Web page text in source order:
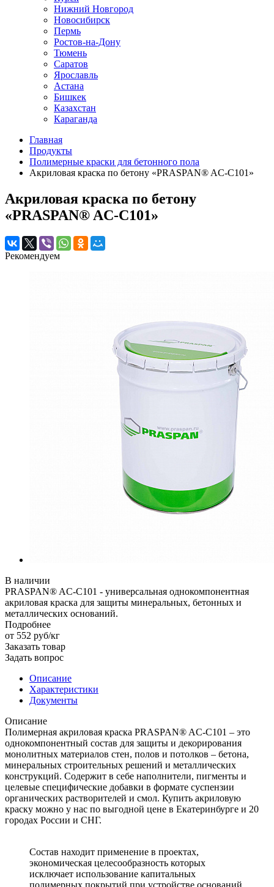
Нижний Новгород
Новосибирск
Пермь
Ростов-на-Дону
Тюмень
Саратов
Ярославль
Астана
Бишкек
Казахстан
Караганда
Главная
Продукты
Полимерные краски для бетонного пола
Акриловая краска по бетону «PRASPAN® AC-C101»
Акриловая краска по бетону
«PRASPAN® AC-C101»
Рекомендуем
В наличии
PRASPAN® AC-C101 - универсальная однокомпонентная
акриловая краска для защиты минеральных, бетонных и
металлических оснований.
Подробнее
от 552 руб/кг
Заказать товар
Задать вопрос
Описание
Характеристики
Документы
Описание
Полимерная акриловая краска PRASPAN® AC-C101 – это
однокомпонентный состав для защиты и декорирования
монолитных материалов стен, полов и потолков – бетона,
минеральных строительных решений и металлических
конструкций. Содержит в себе наполнители, пигменты и
целевые специфические добавки в формате суспензии
органических растворителей и смол. Купить акриловую
краску можно у нас по выгодной цене в Екатеринбурге и 20
городах России и СНГ.
Состав находит применение в проектах,
экономическая целесообразность которых
исключает использование капитальных
полимерных покрытий при устройстве оснований.